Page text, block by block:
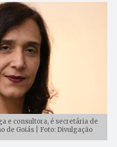
e consultora, é secretária de
de Goiás | Foto: Divulgação